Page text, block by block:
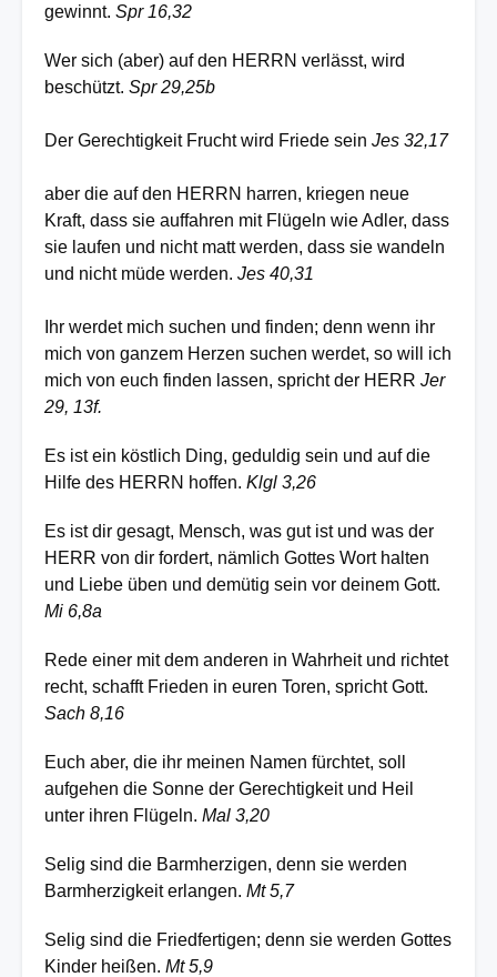
gewinnt. Spr 16,32
Wer sich (aber) auf den HERRN verlässt, wird
beschützt. Spr 29,25b
Der Gerechtigkeit Frucht wird Friede sein Jes 32,17
aber die auf den HERRN harren, kriegen neue
Kraft, dass sie auffahren mit Flügeln wie Adler, dass
sie laufen und nicht matt werden, dass sie wandeln
und nicht müde werden. Jes 40,31
Ihr werdet mich suchen und finden; denn wenn ihr
mich von ganzem Herzen suchen werdet, so will ich
mich von euch finden lassen, spricht der HERR Jer
29, 13f.
Es ist ein köstlich Ding, geduldig sein und auf die
Hilfe des HERRN hoffen. Klgl 3,26
Es ist dir gesagt, Mensch, was gut ist und was der
HERR von dir fordert, nämlich Gottes Wort halten
und Liebe üben und demütig sein vor deinem Gott.
Mi 6,8a
Rede einer mit dem anderen in Wahrheit und richtet
recht, schafft Frieden in euren Toren, spricht Gott.
Sach 8,16
Euch aber, die ihr meinen Namen fürchtet, soll
aufgehen die Sonne der Gerechtigkeit und Heil
unter ihren Flügeln. Mal 3,20
Selig sind die Barmherzigen, denn sie werden
Barmherzigkeit erlangen. Mt 5,7
Selig sind die Friedfertigen; denn sie werden Gottes
Kinder heißen. Mt 5,9